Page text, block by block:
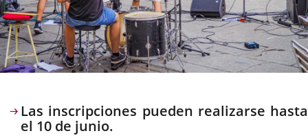
Descripción
Las inscripciones pueden realizarse hasta
el 10 de junio.